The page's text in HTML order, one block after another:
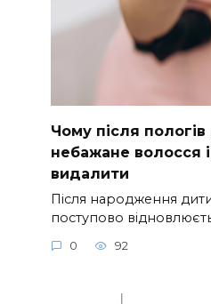
Чому після
небажане волосся
видалити
Після народження
поступово
0 92